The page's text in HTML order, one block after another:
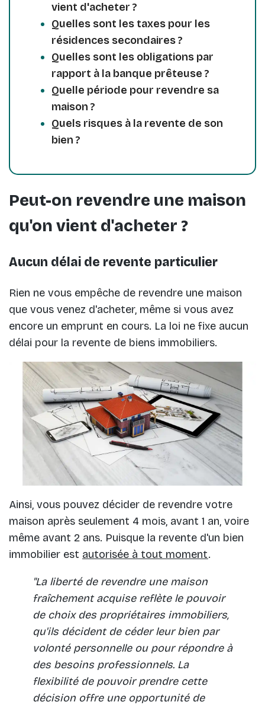
vient d'acheter ?
Quelles sont les taxes pour les
résidences secondaires ?
Quelles sont les obligations par
rapport à la banque prêteuse ?
Quelle période pour revendre sa
maison ?
Quels risques à la revente de son
bien ?
Peut-on revendre une maison
qu'on vient d'acheter ?
Aucun délai de revente particulier
Rien ne vous empêche de revendre une maison
que vous venez d'acheter, même si vous avez
encore un emprunt en cours. La loi ne fixe aucun
délai pour la revente de biens immobiliers.
Ainsi, vous pouvez décider de revendre votre
maison après seulement 4 mois, avant 1 an, voire
même avant 2 ans. Puisque la revente d'un bien
immobilier est autorisée à tout moment.
"La liberté de revendre une maison
fraîchement acquise reflète le pouvoir
de choix des propriétaires immobiliers,
qu'ils décident de céder leur bien par
volonté personnelle ou pour répondre à
des besoins professionnels. La
flexibilité de pouvoir prendre cette
décision offre une opportunité de